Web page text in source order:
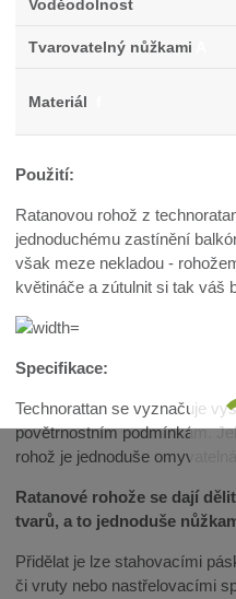
Voděodolnost
Tvarovatelný nůžkami
Materiál
Použití:
Ratanovou rohož z
jednoduchému zastínění
však meze nekladou -
květináče a zútulnit si tak váš
Specifikace:
Technorattan se vyznačuje
povětrnostním podmínkám.
rohož je jednoduše omyvatelná
Ratanové rohože se dají
tvarů, a to jednoduše
Přidělat je lze stahovacími
či vruty nebo nastřelovacími